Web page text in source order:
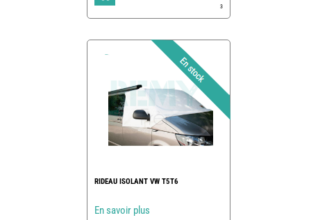
3
RIDEAU ISOLANT VW T5T6
En savoir plus